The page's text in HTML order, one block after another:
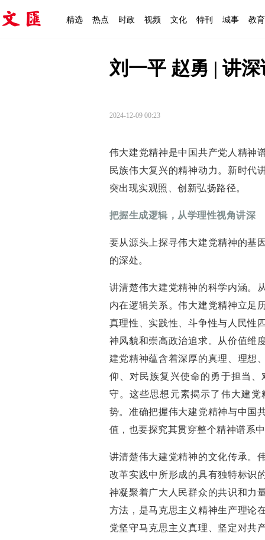
精选 热点 时政 视频 文化 特刊 城事 教育
刘一平 赵勇 | 讲
2024-12-09 00:23
伟大建党精神是中国共产党人精神
民族伟大复兴的精神动力。新时代
突出现实观照、创新弘扬路径。
把握生成逻辑，从学理性视角讲深
要从源头上探寻伟大建党精神的基
的深处。
讲清楚伟大建党精神的科学内涵。
内在逻辑关系。伟大建党精神立足
真理性、实践性、斗争性与人民性
神风貌和崇高政治追求。从价值维
建党精神蕴含着深厚的真理、理想
仰、对民族复兴使命的勇于担当
守。这些思想元素揭示了伟大建
势。准确把握伟大建党精神与中国
值，也要探究其贯穿整个精神谱系
讲清楚伟大建党精神的文化传承。
改革实践中所形成的具有独特标识
神凝聚着广大人民群众的共识和力
方法，是马克思主义精神生产理论
党坚守马克思主义真理、坚定对共